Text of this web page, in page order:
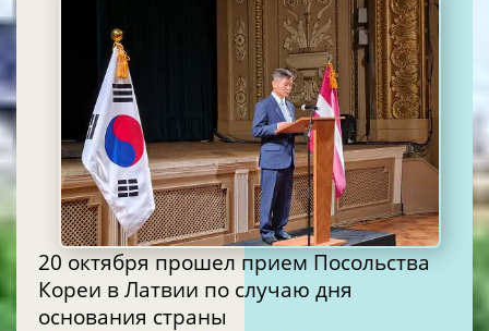
20 октября прошел прием Посольства
Кореи в Латвии по случаю дня
основания страны